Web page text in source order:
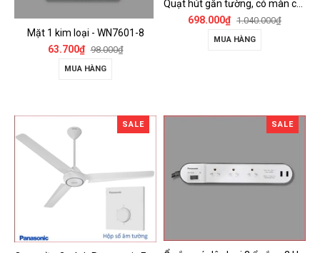
Mặt 1 kim loại - WN7601-8
63.700₫ 98.000₫
MUA HÀNG
698.000₫ 1.040.000₫
MUA HÀNG
SALE SALE